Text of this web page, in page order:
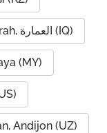
Amarah, العمارة (IQ)
(MY)
Andijon (UZ)